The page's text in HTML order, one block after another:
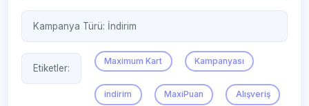
Kampanya Türü: İndirim
Etiketler:
Maximum Kart Kampanyası
indirim MaxiPuan Alışveriş